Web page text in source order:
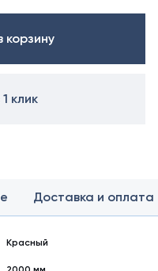
корзину
клик
Доставка и оплата
Красный